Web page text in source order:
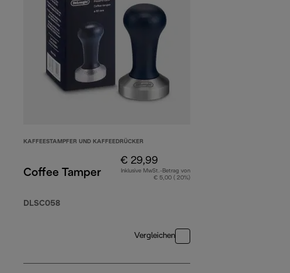
KAFFEESTAMPFER UND KAFFEEDRÜCKER
Coffee Tamper
DLSC058
€ 29,99
Inklusive MwSt.-Betrag von
€ 5,00 ( 20%)
Vergleichen